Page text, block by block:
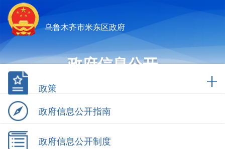
乌鲁木齐市米东区政府
政府信息公开
政策
政府信息公开指南
政府信息公开制度